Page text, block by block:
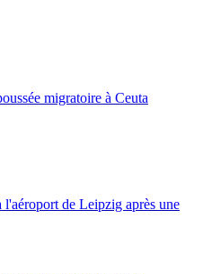
migratoire à Ceuta
de Leipzig après une